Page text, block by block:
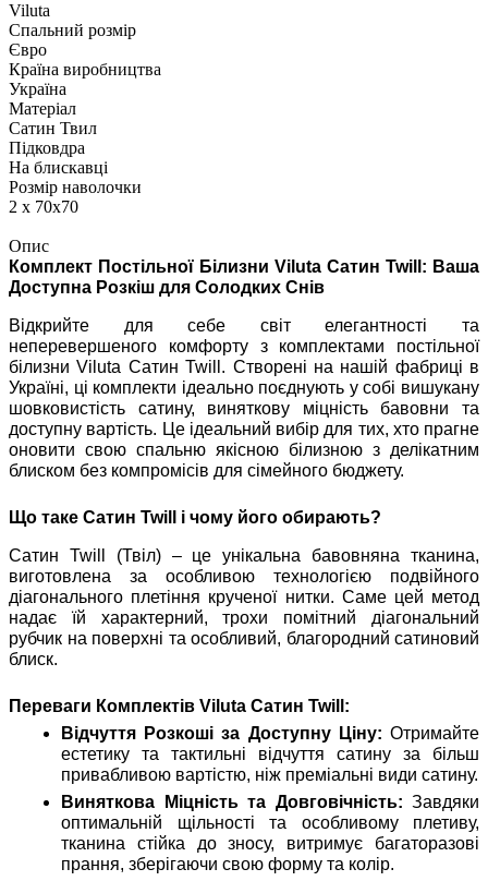
Viluta
Спальний розмір
Євро
Країна виробництва
Україна
Матеріал
Сатин Твил
Підковдра
На блискавці
Розмір наволочки
2 х 70х70
Опис
Комплект Постільної Білизни Viluta Сатин Twill: Ваша
Доступна Розкіш для Солодких Снів
Відкрийте для себе світ елегантності та
неперевершеного комфорту з комплектами постільної
білизни Viluta Сатин Twill. Створені на нашій фабриці в
Україні, ці комплекти ідеально поєднують у собі вишукану
шовковистість сатину, виняткову міцність бавовни та
доступну вартість. Це ідеальний вибір для тих, хто прагне
оновити свою спальню якісною білизною з делікатним
блиском без компромісів для сімейного бюджету.
Що таке Сатин Twill і чому його обирають?
Сатин Twill (Твіл) – це унікальна бавовняна тканина,
виготовлена за особливою технологією подвійного
діагонального плетіння крученої нитки. Саме цей метод
надає їй характерний, трохи помітний діагональний
рубчик на поверхні та особливий, благородний сатиновий
блиск.
Переваги Комплектів Viluta Сатин Twill:
Відчуття Розкоші за Доступну Ціну: Отримайте
естетику та тактильні відчуття сатину за більш
привабливою вартістю, ніж преміальні види сатину.
Виняткова Міцність та Довговічність: Завдяки
оптимальній щільності та особливому плетиву,
тканина стійка до зносу, витримує багаторазові
прання, зберігаючи свою форму та колір.